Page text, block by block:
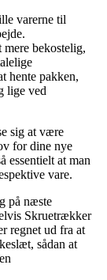
varerne til
bekostelig,
hente pakken,
lige ved
sig at være
for dine nye
essentielt at man
vare.
på næste
Skruetrækker
regnet ud fra at
sådan at